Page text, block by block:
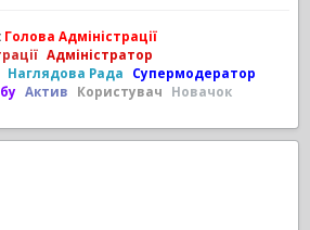
Голова Адміністрації
Адміністратор
Наглядова Рада
Супермодератор
Актив Користувач
Новачок